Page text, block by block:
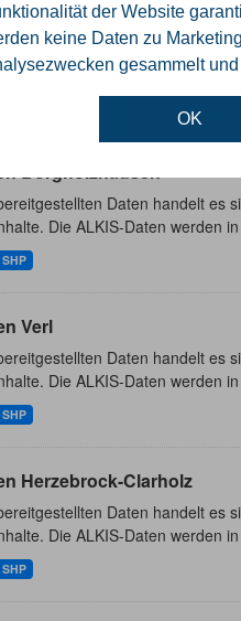
der Website
keine Daten zu
gesammelt
OK
Rheda-Wiedenbrück
Daten handelt es
Die ALKIS-Daten werden
Borgholzhausen
Daten handelt es
Die ALKIS-Daten werden
SHP
Verl
Daten handelt es
Die ALKIS-Daten werden
SHP
Herzebrock-Clarholz
Daten handelt es
Die ALKIS-Daten werden
SHP